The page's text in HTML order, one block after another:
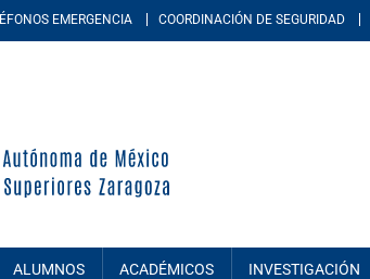
EMERGENCIA COORDINACIÓN DE SEGURIDAD
químico-biológicas, y de las ingenierías.
ALUMNOS ACADÉMICOS INVESTIGACIÓN